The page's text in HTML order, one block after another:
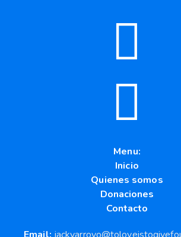
Menu:
Inicio
Quienes somos
Donaciones
Contacto